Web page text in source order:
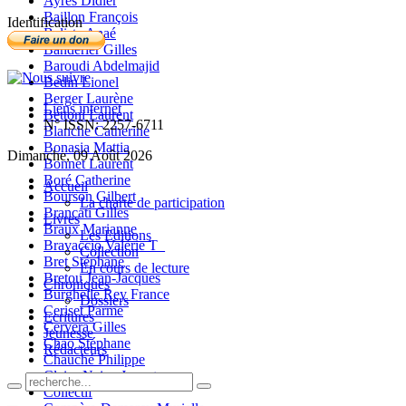
Baillon François
Balista Anaé
Banderier Gilles
Baroudi Abdelmajid
Bedin Lionel
Berger Laurène
Bettoni Laurent
Blanche Catherine
Bonasia Mattia
Bonnet Laurent
Boré Catherine
Bourson Gilbert
Brancati Gilles
Braux Marianne
Bravaccio Valérie T_
Bret Stéphane
Bretou Jean-Jacques
Burghelle Rey France
Ceriset Parme
Cervera Gilles
Chao Stéphane
Chauché Philippe
Claire-Neige Jaunet
Collectif
Identification
Liens internet
N° ISSN: 2257-6711
Dimanche, 09 Août 2026
Accueil
La charte de participation
Livres
Les Editions
Collection
En cours de lecture
Chroniques
Dossiers
Ecritures
Jeunesse
Rédacteurs